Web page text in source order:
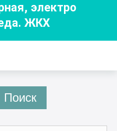
электро
ЖКХ
Поиск